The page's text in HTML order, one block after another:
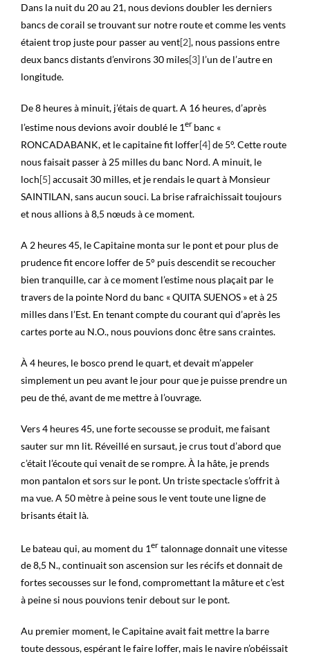
Dans la nuit du 20 au 21, nous devions doubler les derniers
bancs de corail se trouvant sur notre route et comme les vents
étaient trop juste pour passer au vent[2], nous passions entre
deux bancs distants d’environs 30 miles[3]l’un de l’autre en
longitude.
De 8 heures à minuit, j’étais de quart. A 16 heures, d’après
l’estime nous devions avoir doublé le 1er banc «
RONCADABANK, et le capitaine fit loffer[4]de 5°. Cette route
nous faisait passer à 25 milles du banc Nord. A minuit, le
loch[5]accusait 30 milles, et je rendais le quart à Monsieur
SAINTILAN, sans aucun souci. La brise rafraichissait toujours
et nous allions à 8,5 nœuds à ce moment.
A 2 heures 45, le Capitaine monta sur le pont et pour plus de
prudence fit encore loffer de 5° puis descendit se recoucher
bien tranquille, car à ce moment l’estime nous plaçait par le
travers de la pointe Nord du banc « QUITA SUENOS » et à 25
milles dans l’Est. En tenant compte du courant qui d’après les
cartes porte au N.O., nous pouvions donc être sans craintes.
À 4 heures, le bosco prend le quart, et devait m’appeler
simplement un peu avant le jour pour que je puisse prendre un
peu de thé, avant de me mettre à l’ouvrage.
Vers 4 heures 45, une forte secousse se produit, me faisant
sauter sur mn lit. Réveillé en sursaut, je crus tout d’abord que
c’était l’écoute qui venait de se rompre. À la hâte, je prends
mon pantalon et sors sur le pont. Un triste spectacle s’offrit à
ma vue. A 50 mètre à peine sous le vent toute une ligne de
brisants était là.
Le bateau qui, au moment du 1ertalonnage donnait une vitesse
de 8,5 N., continuait son ascension sur les récifs et donnait de
fortes secousses sur le fond, compromettant la mâture et c’est
à peine si nous pouvions tenir debout sur le pont.
Au premier moment, le Capitaine avait fait mettre la barre
toute dessous, espérant le faire loffer, mais le navire n’obéissait